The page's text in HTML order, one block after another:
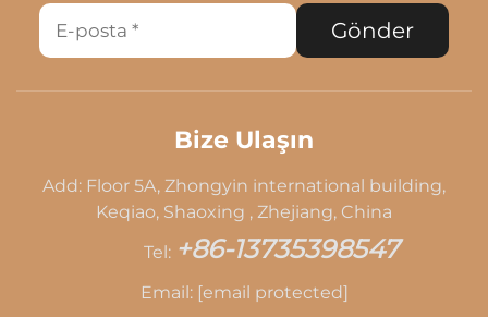
Gönder
Bize Ulaşın
Add: Floor 5A, Zhongyin international building,
Keqiao, Shaoxing , Zhejiang, China
Tel: +86-13735398547
Email: [email protected]